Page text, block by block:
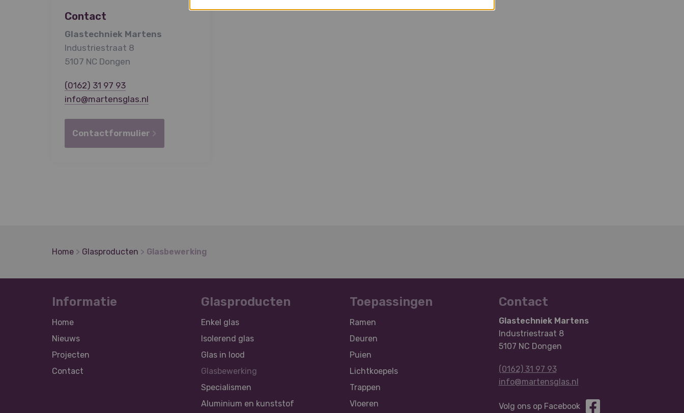
Contact
Glastechniek Martens
Industriestraat 8
5107 NC Dongen
(0162) 31 97 93
info@martensglas.nl
Contactformulier
Home > Glasproducten > Glasbewerking
Informatie
Home
Nieuws
Projecten
Contact
Glasproducten
Enkel glas
Isolerend glas
Glas in lood
Glasbewerking
Specialismen
Aluminium en kunststof
Toepassingen
Ramen
Deuren
Puien
Lichtkoepels
Trappen
Vloeren
Contact
Glastechniek Martens
Industriestraat 8
5107 NC Dongen
(0162) 31 97 93
info@martensglas.nl
Volg ons op Facebook